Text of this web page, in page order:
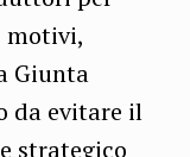
motivi,
Giunta
da evitare il
strategico